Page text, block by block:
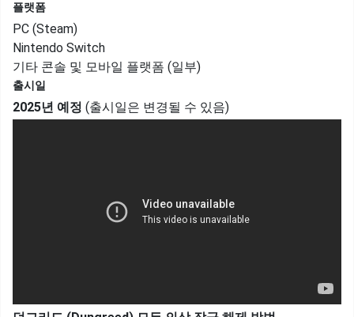
플랫폼
PC (Steam)
Nintendo Switch
기타 콘솔 및 모바일 플랫폼 (일부)
출시일
2025년 예정 (출시일은 변경될 수 있음)